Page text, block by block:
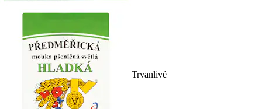
Trvanlivé